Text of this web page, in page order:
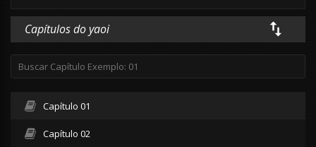
Capítulos do yaoi
Capítulo 01
Capítulo 02